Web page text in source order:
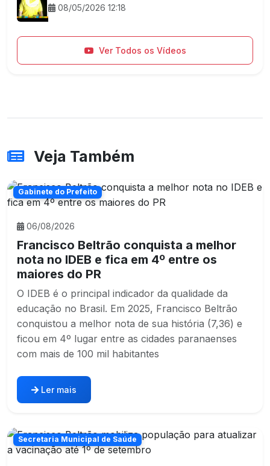
08/05/2026 12:18
Ver Todos os Vídeos
Veja Também
Gabinete do Prefeito
06/08/2026
Francisco Beltrão conquista a melhor
nota no IDEB e fica em 4º entre os
maiores do PR
O IDEB é o principal indicador da qualidade da
educação no Brasil. Em 2025, Francisco Beltrão
conquistou a melhor nota de sua história (7,36) e
ficou em 4º lugar entre as cidades paranaenses
com mais de 100 mil habitantes
Ler mais
Secretaria Municipal de Saúde